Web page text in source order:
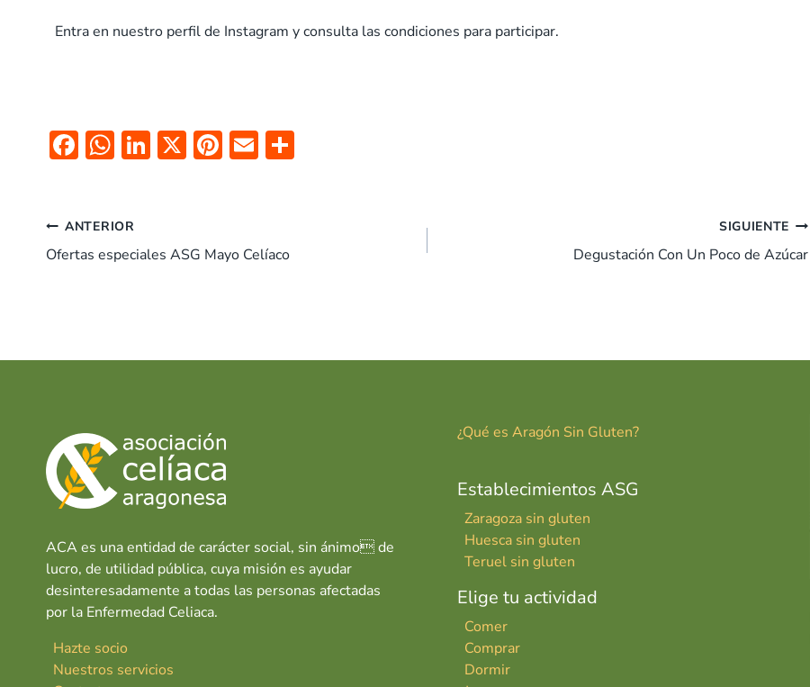
Entra en nuestro perfil de Instagram y consulta las condiciones para participar.
F
b
o
W
s
A
Li
dI
X Pi
t
E
ANTERIOR
Ofertas especiales ASG Mayo Celíaco
SIGUIENTE
Degustación Con Un Poco de Azúcar
ACA es una entidad de carácter social, sin ánimo de
lucro, de utilidad pública, cuya misión es ayudar
desinteresadamente a todas las personas afectadas
por la Enfermedad Celiaca.
Hazte socio
Nuestros servicios
¿Qué es Aragón Sin Gluten?
Establecimientos ASG
Zaragoza sin gluten
Huesca sin gluten
Teruel sin gluten
Elige tu actividad
Comer
Comprar
Dormir